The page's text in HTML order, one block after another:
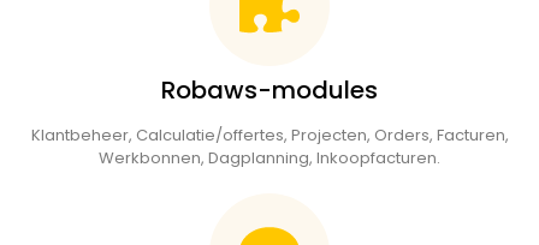
Robaws-modules
Klantbeheer, Calculatie/offertes, Projecten, Orders, Facturen,
Werkbonnen, Dagplanning, Inkoopfacturen.